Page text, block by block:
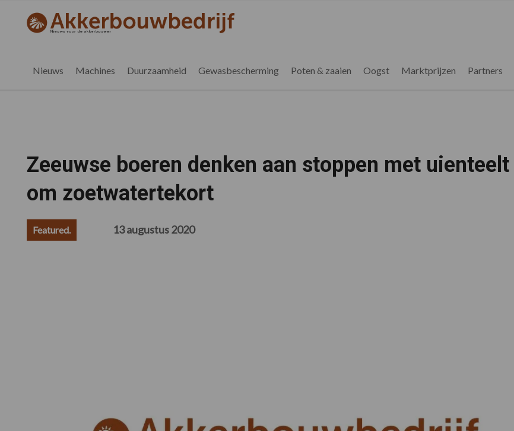
hoofdnavigatie
eerste
voettekst
akkerbouwbedrijf.be
Nieuws
Nieuws Machines Duurzaamheid Gewasbescherming Poten & zaaien Oogst Marktprijzen Partners
Zeeuwse boeren denken aan stoppen met uienteelt
om zoetwatertekort
Featured. 13 augustus 2020